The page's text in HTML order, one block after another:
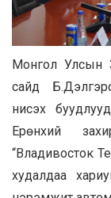
Монгол Улсын
сайд
нисэх
Ерөнхий
“Владивосток
худалдаа